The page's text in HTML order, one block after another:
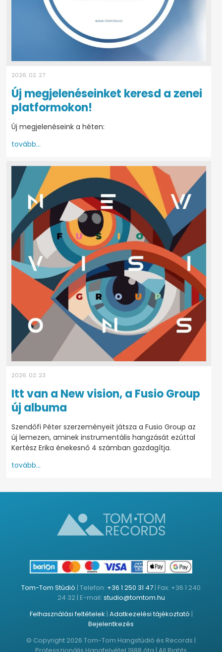
2026. 02. 27
Új megjelenéseinket keresd a zenei
platformokon!
Új megjelenéseink a héten:
tovább...
2026. 02. 23
Itt van a New vision, a Fusio Group
új albuma
Szendőfi Péter szerzeményeit játsza a Fusio Group az
új lemezen, aminek instrumentális hangzását ezúttal
Kertész Erika énekesnő 4 számban gazdagítja.
tovább...
Tom-Tom Stúdió | Telefon: +36 1 250 31 47 | Fax: +36 1 240
24 32 | E-mail: studio@tomtom.hu
Felhasználási feltételek | Adatkezelési tájékoztató |
Bejelentkezés
© Copyright 2026 Tom-Tom Hangstúdió és Records |
Professzionális Hangfelvétel 1988 óta | All Rights